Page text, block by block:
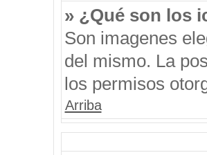
» ¿Qué son los
Son imagenes
del mismo. La
los permisos
Arriba